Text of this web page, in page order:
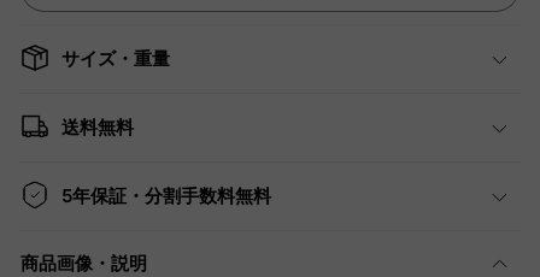
サイズ・重量
送料無料
5年保証・分割手数料無料
商品画像・説明